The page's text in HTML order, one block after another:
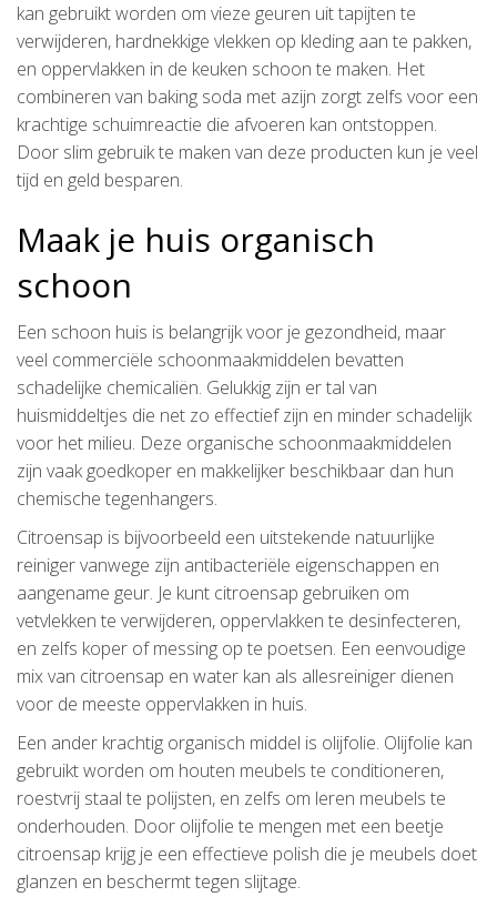
kan gebruikt worden om vieze geuren uit tapijten te
verwijderen, hardnekkige vlekken op kleding aan te pakken,
en oppervlakken in de keuken schoon te maken. Het
combineren van baking soda met azijn zorgt zelfs voor een
krachtige schuimreactie die afvoeren kan ontstoppen.
Door slim gebruik te maken van deze producten kun je veel
tijd en geld besparen.
Maak je huis organisch
schoon
Een schoon huis is belangrijk voor je gezondheid, maar
veel commerciële schoonmaakmiddelen bevatten
schadelijke chemicaliën. Gelukkig zijn er tal van
huismiddeltjes die net zo effectief zijn en minder schadelijk
voor het milieu. Deze organische schoonmaakmiddelen
zijn vaak goedkoper en makkelijker beschikbaar dan hun
chemische tegenhangers.
Citroensap is bijvoorbeeld een uitstekende natuurlijke
reiniger vanwege zijn antibacteriële eigenschappen en
aangename geur. Je kunt citroensap gebruiken om
vetvlekken te verwijderen, oppervlakken te desinfecteren,
en zelfs koper of messing op te poetsen. Een eenvoudige
mix van citroensap en water kan als allesreiniger dienen
voor de meeste oppervlakken in huis.
Een ander krachtig organisch middel is olijfolie. Olijfolie kan
gebruikt worden om houten meubels te conditioneren,
roestvrij staal te polijsten, en zelfs om leren meubels te
onderhouden. Door olijfolie te mengen met een beetje
citroensap krijg je een effectieve polish die je meubels doet
glanzen en beschermt tegen slijtage.